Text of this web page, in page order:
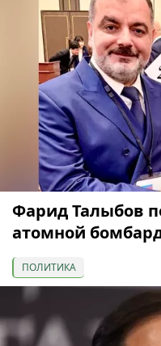
Фарид Талыбов
атомной
ПОЛИТИКА